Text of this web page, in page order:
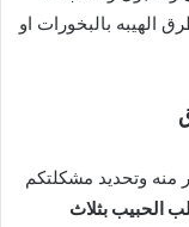
الهيبه بالبخورات او
منه وتحديد مشكلتكم
الحبيب بثلاث